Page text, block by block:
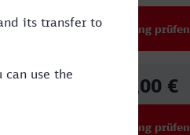
Verbindung prüfen
32,00 €
Verbindung prüfen